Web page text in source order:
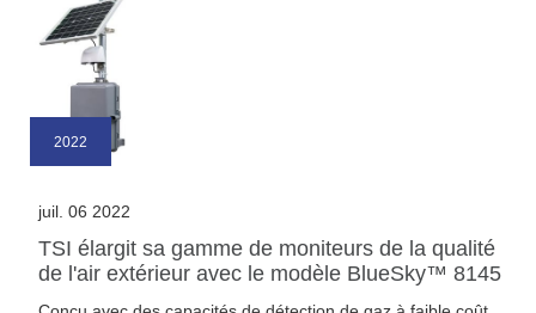
2022
juil. 06 2022
TSI élargit sa gamme de moniteurs de la qualité
de l'air extérieur avec le modèle BlueSky™ 8145